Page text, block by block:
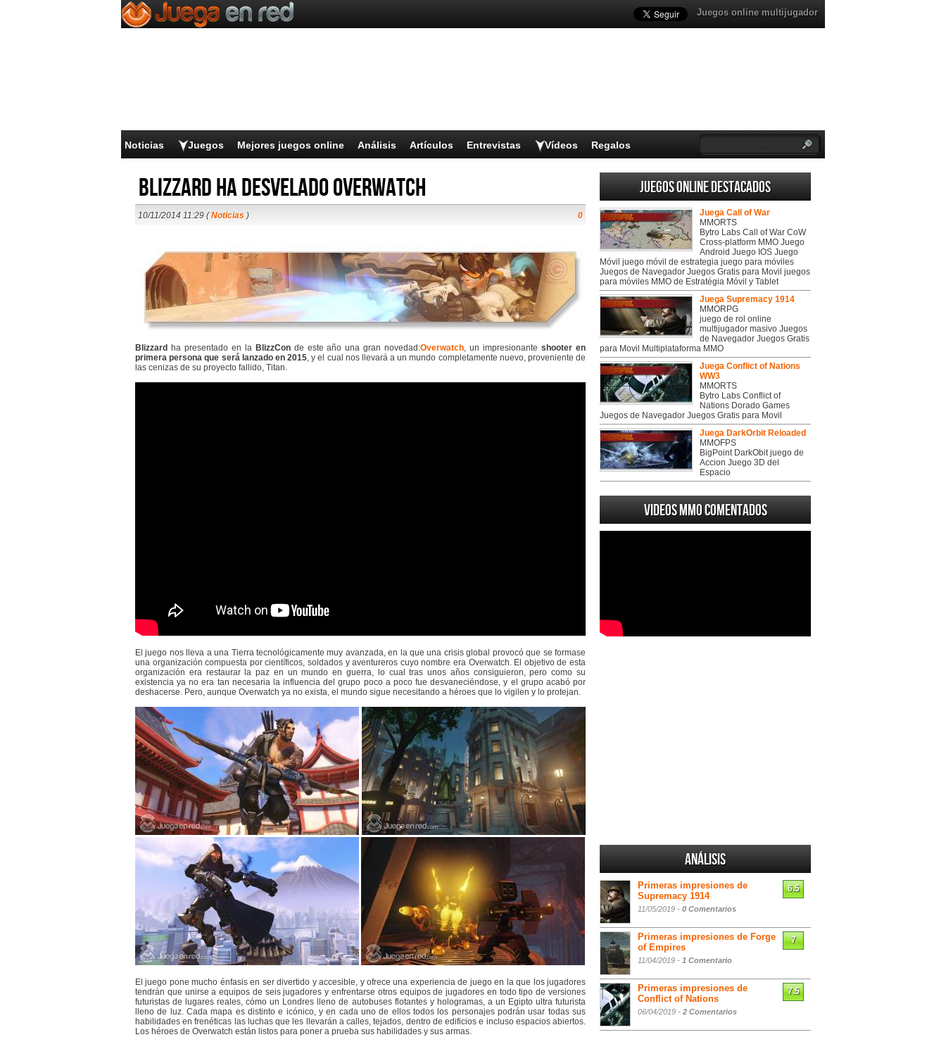
Juegos online multijugador
Noticias Juegos Mejores juegos online Análisis Artículos Entrevistas Vídeos Regalos
Blizzard ha desvelado Overwatch
10/11/2014 11:29 (Noticias ) 0
Blizzard ha presentado en la BlizzConde este año una gran novedad:Overwatch, un impresionante shooter en
primera persona que será lanzado en 2015, y el cual nos llevará a un mundo completamente nuevo, proveniente de
las cenizas de su proyecto fallido, Titan.
El juego nos lleva a una Tierra tecnológicamente muy avanzada, en la que una crisis global provocó que se formase
una organización compuesta por científicos, soldados y aventureros cuyo nombre era Overwatch. El objetivo de esta
organización era restaurar la paz en un mundo en guerra, lo cual tras unos años consiguieron, pero como su
existencia ya no era tan necesaria la influencia del grupo poco a poco fue desvaneciéndose, y el grupo acabó por
deshacerse. Pero, aunque Overwatch ya no exista, el mundo sigue necesitando a héroes que lo vigilen y lo protejan.
El juego pone mucho énfasis en ser divertido y accesible, y ofrece una experiencia de juego en la que los jugadores
tendrán que unirse a equipos de seis jugadores y enfrentarse otros equipos de jugadores en todo tipo de versiones
futuristas de lugares reales, cómo un Londres lleno de autobuses flotantes y hologramas, a un Egipto ultra futurista
lleno de luz. Cada mapa es distinto e icónico, y en cada uno de ellos todos los personajes podrán usar todas sus
habilidades en frenéticas las luchas que les llevarán a calles, tejados, dentro de edificios e incluso espacios abiertos.
Los héroes de Overwatch están listos para poner a prueba sus habilidades y sus armas.
Juegos online destacados
Juega Call of War
MMORTS
Bytro Labs Call of War CoW
Cross-platform MMO Juego
Android Juego IOS Juego
Móvil juego móvil de estrategia juego para móviles
Juegos de Navegador Juegos Gratis para Movil juegos
para móviles MMO de Estratégia Móvil y Tablet
Juega Supremacy 1914
MMORPG
juego de rol online
multijugador masivo Juegos
de Navegador Juegos Gratis
para Movil Multiplataforma MMO
Juega Conflict of Nations
WW3
MMORTS
Bytro Labs Conflict of
Nations Dorado Games
Juegos de Navegador Juegos Gratis para Movil
Juega DarkOrbit Reloaded
MMOFPS
BigPoint DarkObit juego de
Accion Juego 3D del
Espacio
Videos MMO Comentados
Análisis
Primeras impresiones de
Supremacy 1914
11/05/2019 - 0 Comentarios
6.5
Primeras impresiones de Forge
of Empires
11/04/2019 - 1 Comentario
7
Primeras impresiones de
Conflict of Nations
06/04/2019 - 2 Comentarios
7.5